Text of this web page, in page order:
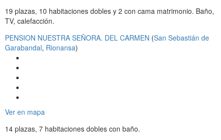
19 plazas, 10 habitaciones dobles y 2 con cama matrimonio. Baño,
TV, calefacción.
PENSION NUESTRA SEÑORA. DEL CARMEN (San Sebastián de
Garabandal, Rionansa)
Ver en mapa
14 plazas, 7 habitaciones dobles con baño.